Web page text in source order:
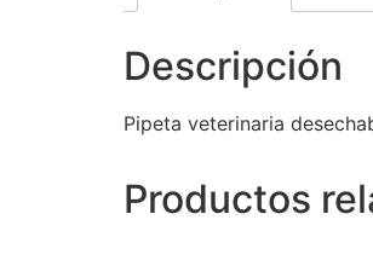
Descripción
Pipeta veterinaria
Productos